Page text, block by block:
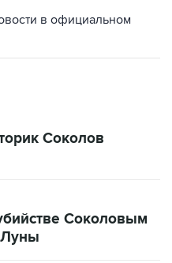
в официальном
Соколов
Соколовым
Луны